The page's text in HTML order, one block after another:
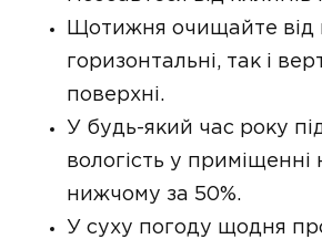
Щотижня очищайте від
горизонтальні, так і
поверхні.
У будь-який час року
вологість у приміщенні
нижчому за 50%.
У суху погоду щодня